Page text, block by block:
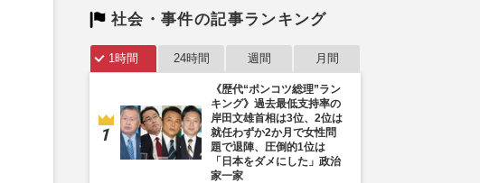
社会・事件の記事ランキング
1時間 24時間 週間 月間
《歴代“ポンコツ総理”ラン
キング》過去最低支持率の
岸田文雄首相は3位、2位は
就任わずか2か月で女性問
題で退陣、圧倒的1位は
「日本をダメにした」政治
家一家